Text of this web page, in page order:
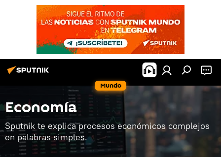
Mundo
Economía
Sputnik te explica procesos económicos complejos
en palabras simples.